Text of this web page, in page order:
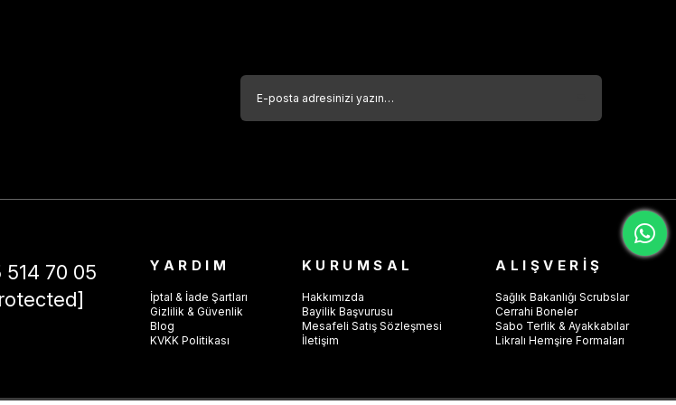
70 05
YARDIM
İptal & İade Şartları
Gizlilik & Güvenlik
Blog
KVKK Politikası
KURUMSAL
Hakkımızda
Bayilik Başvurusu
Mesafeli Satış Sözleşmesi
İletişim
ALIŞVERİŞ
Sağlık Bakanlığı Scrubslar
Cerrahi Boneler
Sabo Terlik & Ayakkabılar
Likralı Hemşire Formaları